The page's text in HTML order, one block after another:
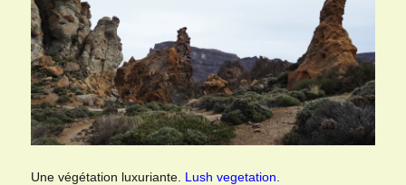
Une végétation luxuriante. Lush vegetation.